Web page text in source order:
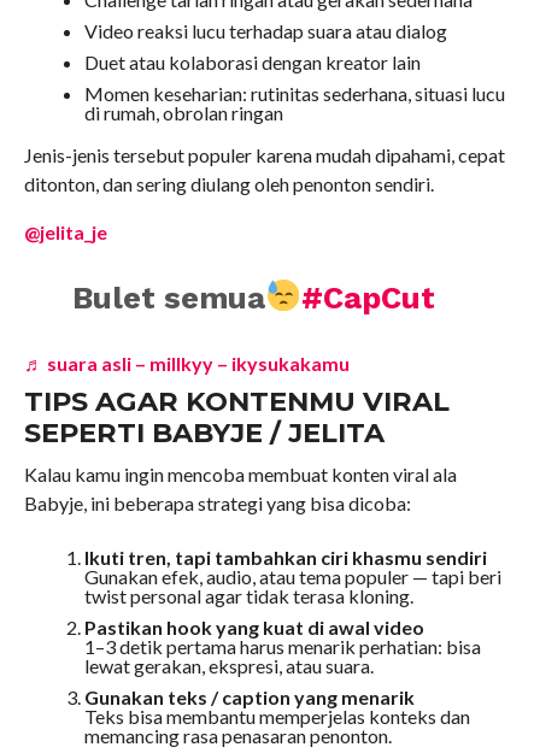
Video reaksi lucu terhadap suara atau dialog
Duet atau kolaborasi dengan kreator lain
Momen keseharian: rutinitas sederhana, situasi lucu
di rumah, obrolan ringan
Jenis-jenis tersebut populer karena mudah dipahami, cepat
ditonton, dan sering diulang oleh penonton sendiri.
@jelita_je
Bulet semua #CapCut
♬ suara asli – millkyy – ikysukakamu
TIPS AGAR KONTENMU VIRAL
SEPERTI BABYJE / JELITA
Kalau kamu ingin mencoba membuat konten viral ala
Babyje, ini beberapa strategi yang bisa dicoba:
Ikuti tren, tapi tambahkan ciri khasmu sendiri
Gunakan efek, audio, atau tema populer — tapi beri
twist personal agar tidak terasa kloning.
Pastikan hook yang kuat di awal video
1–3 detik pertama harus menarik perhatian: bisa
lewat gerakan, ekspresi, atau suara.
Gunakan teks / caption yang menarik
Teks bisa membantu memperjelas konteks dan
memancing rasa penasaran penonton.